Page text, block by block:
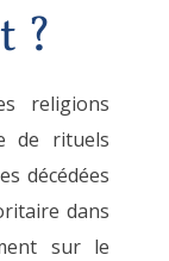
?
religions
de rituels
décédées
dans
sur le